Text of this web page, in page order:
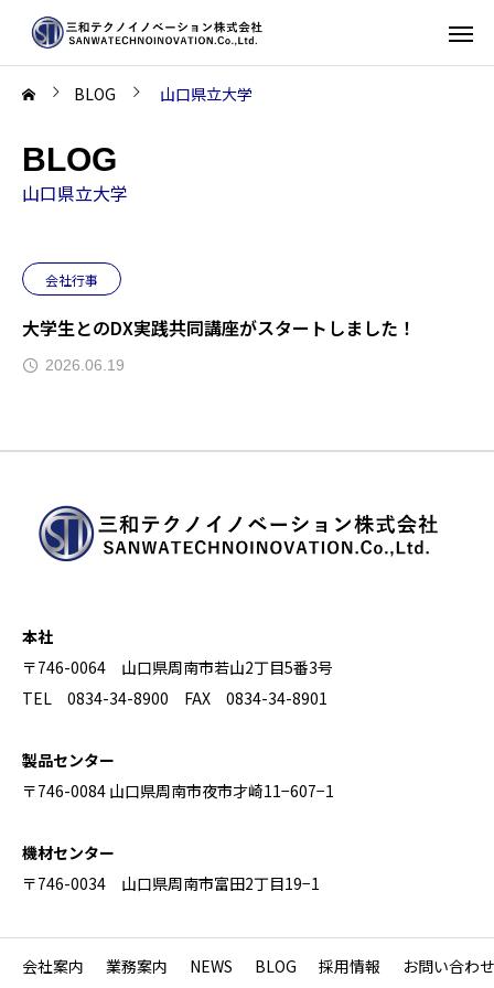
BLOG 山口県立大学
BLOG
山口県立大学
会社行事
大学生とのDX実践共同講座がスタートしました！
2026.06.19
本社
〒746-0064 山口県周南市若山2丁目5番3号
TEL 0834-34-8900 FAX 0834-34-8901
製品センター
〒746-0084 山口県周南市夜市才崎11−607−1
機材センター
〒746-0034 山口県周南市富田2丁目19−1
会社案内 業務案内 NEWS BLOG 採用情報 お問い合わせ